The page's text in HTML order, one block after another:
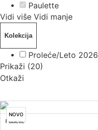
Paulette
Vidi više Vidi manje
Kolekcija
Proleće/Leto 2026
Prikaži (20)
Otkaži
NOVO
Paulette